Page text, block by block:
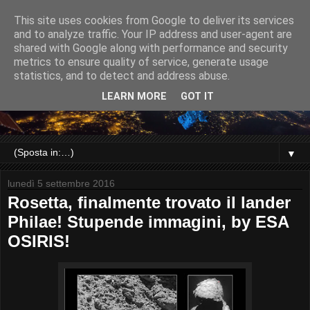
▼
lunedì 5 settembre 2016
Rosetta, finalmente trovato il lander
Philae! Stupende immagini, by ESA
OSIRIS!
This site uses cookies from Google to deliver its services
and to analyze traffic. Your IP address and user-agent are
shared with Google along with performance and security
metrics to ensure quality of service, generate usage
statistics, and to detect and address abuse.
LEARN MORE GOT IT